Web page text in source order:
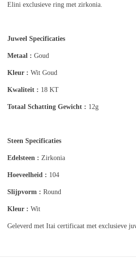
Elini exclusieve ring met zirkonia.
Juweel Specificaties
Metaal :
Kleur : Wit Goud
Kwaliteit : 18 KT
Totaal Schatting Gewicht : 12g
Steen Specificaties
Edelsteen : Zirkonia
Hoeveelheid : 104
Slijpvorm : Round
Kleur : Wit
Geleverd met Itai certificaat met exclusieve